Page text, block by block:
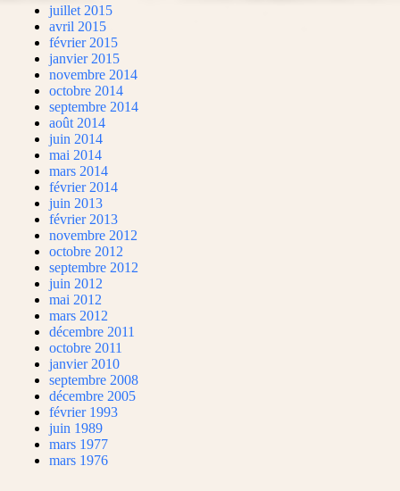
juillet 2015
avril 2015
février 2015
janvier 2015
novembre 2014
octobre 2014
septembre 2014
août 2014
juin 2014
mai 2014
mars 2014
février 2014
juin 2013
février 2013
novembre 2012
octobre 2012
septembre 2012
juin 2012
mai 2012
mars 2012
décembre 2011
octobre 2011
janvier 2010
septembre 2008
décembre 2005
février 1993
juin 1989
mars 1977
mars 1976